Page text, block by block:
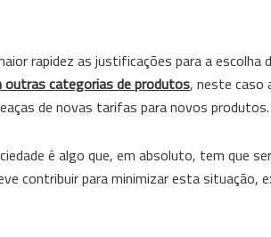
rapidez as justificações para a escolha
outras categorias de produtos, neste caso
de novas tarifas para novos produtos.
é algo que, em absoluto, tem que
contribuir para minimizar esta situação,